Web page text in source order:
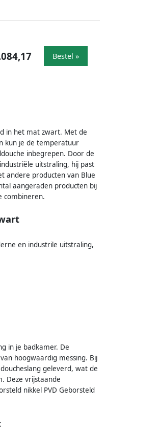
Bestel »
in het mat zwart. Met de
kun je de temperatuur
inbegrepen. Door de
uitstraling, hij past
andere producten van Blue
aangeraden producten bij
combineren.
en industrile uitstraling,
in je badkamer. De
hoogwaardig messing. Bij
geleverd, wat de
Deze vrijstaande
nikkel PVD Geborsteld